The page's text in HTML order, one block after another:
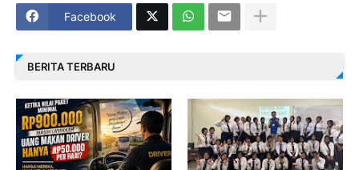
Facebook
BERITA TERBARU